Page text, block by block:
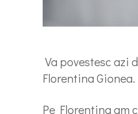
Va povestesc azi
Florentina Gionea.
Pe Florentina am